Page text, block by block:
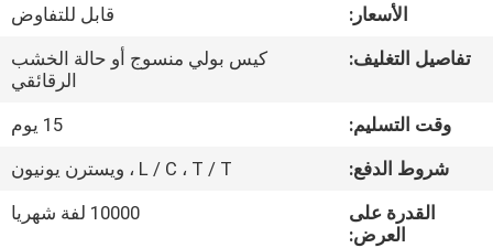
الجودة
اتصل
اطلب
الأسعار:
قابل للتفاوض
تفاصيل التغليف:
كيس بولي منسوج أو حالة الخشب
الرقائقي
وقت التسليم:
15 يوم
شروط الدفع:
L / C ، T / T ، ويسترن يونيون
القدرة على
العرض:
10000 لفة شهريا